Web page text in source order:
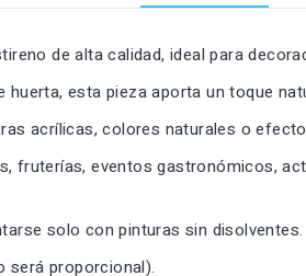
de alta calidad, ideal para
huerta, esta pieza aporta un toque
acrílicas, colores naturales o
fruterías, eventos gastronómicos,
solo con pinturas sin disolventes.
será proporcional).